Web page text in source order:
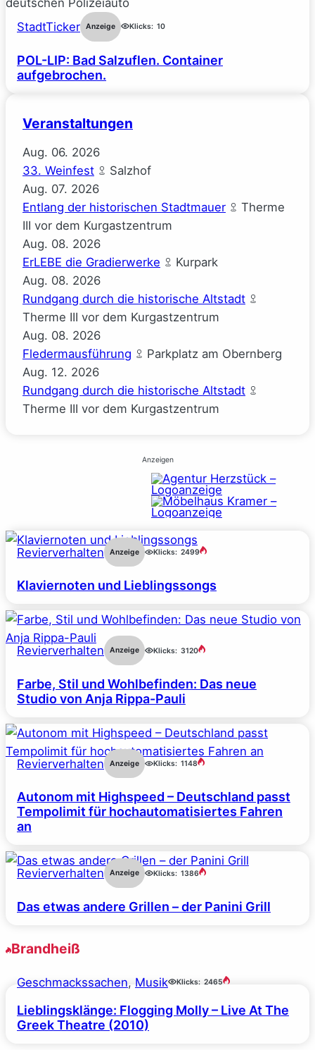
StadtTicker Anzeige Klicks: 10
POL-LIP: Bad Salzuflen. Container
aufgebrochen.
Veranstaltungen
Aug. 06. 2026
33. Weinfest
Salzhof
Aug. 07. 2026
Entlang der historischen Stadtmauer
Therme
III vor dem Kurgastzentrum
Aug. 08. 2026
ErLEBE die Gradierwerke
Kurpark
Aug. 08. 2026
Rundgang durch die historische Altstadt
Therme III vor dem Kurgastzentrum
Aug. 08. 2026
Fledermausführung
Parkplatz am Obernberg
Aug. 12. 2026
Rundgang durch die historische Altstadt
Therme III vor dem Kurgastzentrum
Anzeigen
Revierverhalten Anzeige Klicks: 2499
Klaviernoten und Lieblingssongs
Revierverhalten Anzeige Klicks: 3120
Farbe, Stil und Wohlbefinden: Das neue
Studio von Anja Rippa-Pauli
Revierverhalten Anzeige Klicks: 1148
Autonom mit Highspeed – Deutschland passt
Tempolimit für hochautomatisiertes Fahren
an
Revierverhalten Anzeige Klicks: 1386
Das etwas andere Grillen – der Panini Grill
Brandheiß
Geschmackssachen, Musik Klicks: 2465
Lieblingsklänge: Flogging Molly – Live At The
Greek Theatre (2010)